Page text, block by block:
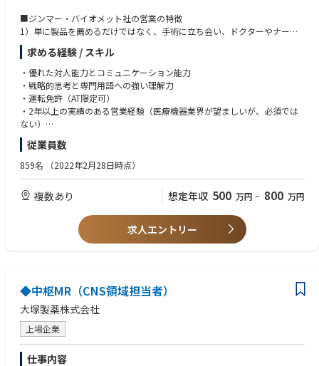
ジンマー・バイオメットは、筋骨格系ヘルスケアのリーディングカンパニ
ーです。
超高齢化社会が世界に類を見ないスピードで進む日本にとって、整形外科
の存在感は日に日に増しています。
変形性関節症や骨折をはじめとする整形外科領域の疾患に苦しむ患者様の
生活の質の改善のために、人工関節や骨接合材料などの治療材料のみなら
ず、一人ひとりにカスタマイズされた治療ソリューションや革新的な医療
技術の提供に努めています。
【エンゲージメント ウェルビーイング（心身の健全性／幸福の向上）】
精神的な健康、経済的な健康、身体的な健康、社会的な健康の維持向上を
サポートする体制が整備されております。
産業医面談、ストレスチェックサーベイ、持株購入、老後の資産形成に役
立つ投資セミナー、各種健康診断、リモート懇親会、オンラインサーク
ル、計画的な有給休暇取得の奨励 等々
■当ポジションの魅力：
・社会貢献性の高いジンマー・バイオメット社製品（8秒毎に世界中の患
者さんがジンマー・バイオメット製品を利用しています）に対して専門的
な知識を活かして高いクオリティで修理／メンテナンスした製品はその先
にいらっしゃる患者様へ最適な医療を提供することへ繋がります。
■ジンマー・バイオメット社の営業の特徴
1）単に製品を薦めるだけではなく、手術に立ち会い、ドクターやナース
とチームになって患者様のために全力を尽くします。具体的には、オペに
おける手技の手順説明や技術的フォローなどを行います。そのため、最も
重要な点はドクターやナースから信頼を勝ち取ることです。オペの立会い
等を通し、営業自身を積極的に売込むことが求められます。信頼関係を構
築し、ドクターと対等な立場で話を進めていかなければ、患者の命は救え
ません。
した直行直帰スタイルのことで「少しでも早く病院に駆けつけ、そして少
しでも長く医師のサポートをできるように」というコンセプトの元、始ま
りました。エリア毎に週1回のペースでミーティングを行いますし(エリア
により差異あり)、社内イントラネットから学術文献などのナレッジが共有
可能のため、直行直帰に不安な方でも安心していただけます。
3）未経験から活躍できる充実したサポート制度がございます。教材を使
用した座学、先輩社員の同行を中心としたOJT等、一人立ち出来るスケジ
節の製品）と②Extremities & Sports Medicine（人工関節の肩と肘の製
品、及びスポーツ整形関連の製品）Trauma（骨折治療材）・に分かれて
います。
■魅力：
・ジンマー・バイオメット社は、整形外科領域ではトップクラスの会社
求める経験 / スキル
・優れた対人能力とコミュニケーション能力
・戦略的思考と専門用語への強い理解力
・運転免許（AT限定可）
・2年以上の実績のある営業経験（医療機器業界が望ましいが、必須では
ない）
・大学卒業以上
従業員数
859名 （2022年2月28日時点）
複数あり 想定年収 500 万円 ~ 800 万円
求人エントリー
◆中枢MR（CNS領域担当者）
大塚製薬株式会社
上場企業
仕事内容